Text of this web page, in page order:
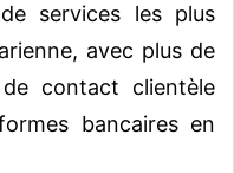
services les plus
avec plus de
contact clientèle
bancaires en